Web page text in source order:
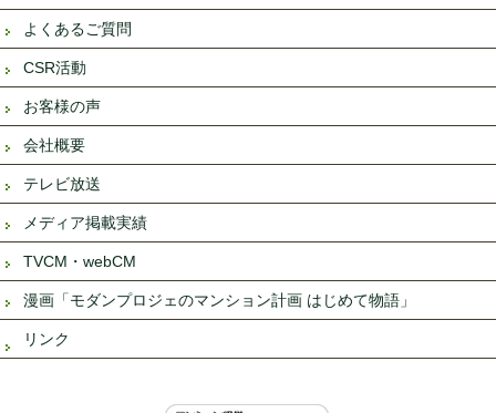
よくあるご質問
CSR活動
お客様の声
会社概要
テレビ放送
メディア掲載実績
TVCM・webCM
漫画「モダンプロジェのマンション計画 はじめて物語」
リンク